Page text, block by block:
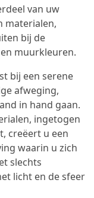
van uw
materialen,
bij de
muurkleuren.
bij een serene
afweging,
in hand gaan.
ingetogen
creëert u een
waarin u zich
slechts
licht en de sfeer